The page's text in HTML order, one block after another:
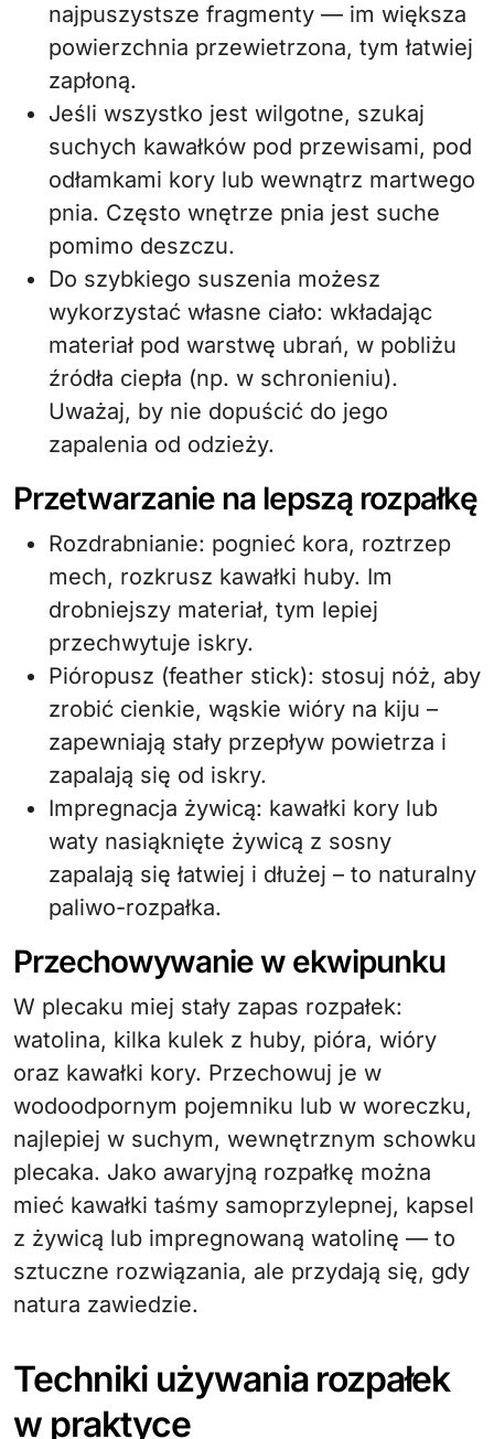
najpuszystsze fragmenty — im większa
powierzchnia przewietrzona, tym łatwiej
zapłoną.
Jeśli wszystko jest wilgotne, szukaj
suchych kawałków pod przewisami, pod
odłamkami kory lub wewnątrz martwego
pnia. Często wnętrze pnia jest suche
pomimo deszczu.
Do szybkiego suszenia możesz
wykorzystać własne ciało: wkładając
materiał pod warstwę ubrań, w pobliżu
źródła ciepła (np. w schronieniu).
Uważaj, by nie dopuścić do jego
zapalenia od odzieży.
Przetwarzanie na lepszą rozpałkę
Rozdrabnianie: pognieć kora, roztrzep
mech, rozkrusz kawałki huby. Im
drobniejszy materiał, tym lepiej
przechwytuje iskry.
Pióropusz (feather stick): stosuj nóż, aby
zrobić cienkie, wąskie wióry na kiju –
zapewniają stały przepływ powietrza i
zapalają się od iskry.
Impregnacja żywicą: kawałki kory lub
waty nasiąknięte żywicą z sosny
zapalają się łatwiej i dłużej – to naturalny
paliwo-rozpałka.
Przechowywanie w ekwipunku
W plecaku miej stały zapas rozpałek:
watolina, kilka kulek z huby, pióra, wióry
oraz kawałki kory. Przechowuj je w
wodoodpornym pojemniku lub w woreczku,
najlepiej w suchym, wewnętrznym schowku
plecaka. Jako awaryjną rozpałkę można
mieć kawałki taśmy samoprzylepnej, kapsel
z żywicą lub impregnowaną watolinę — to
sztuczne rozwiązania, ale przydają się, gdy
natura zawiedzie.
Techniki używania rozpałek
w praktyce